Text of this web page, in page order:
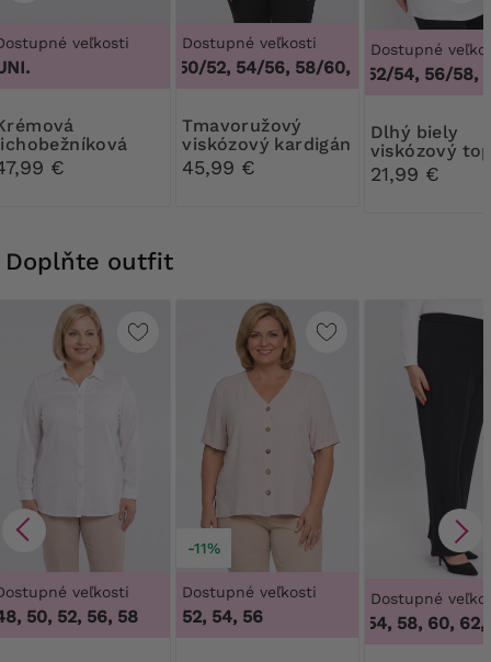
veľkosti
so šatkou
€
Dostupné veľkosti
46/48, 50/52, 54/56, 58/60, 62/64,46/48,
Tmavoružový
viskózový kardigán
45,99 €
Dostupné
48/50, 52/54, 56/58,
Dlhý biely
viskózový
21,99 €
Doplňte outfit
veľkosti
50, 52, 56, 58
-11%
Dostupné veľkosti
52, 54, 56
Dostupné
50, 52, 54, 58, 60, 62,